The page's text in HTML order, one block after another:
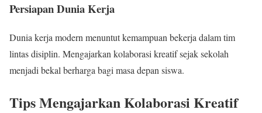
Persiapan Dunia Kerja
Dunia kerja modern menuntut kemampuan bekerja dalam tim
lintas disiplin. Mengajarkan kolaborasi kreatif sejak sekolah
menjadi bekal berharga bagi masa depan siswa.
Tips Mengajarkan Kolaborasi Kreatif